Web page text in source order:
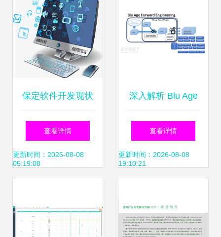
的系统开发代码叉
和网络安全反应的
本电脑一起工作
保定软件开发现状
与趋势 微信商城、
小程序与APP的融
查看详情
更新时间：2026-08-08
05:19:08
深入解析 Blu Age
Forward 工业模型
驱动的云端开发利
查看详情
更新时间：2026-08-08
19:10:21